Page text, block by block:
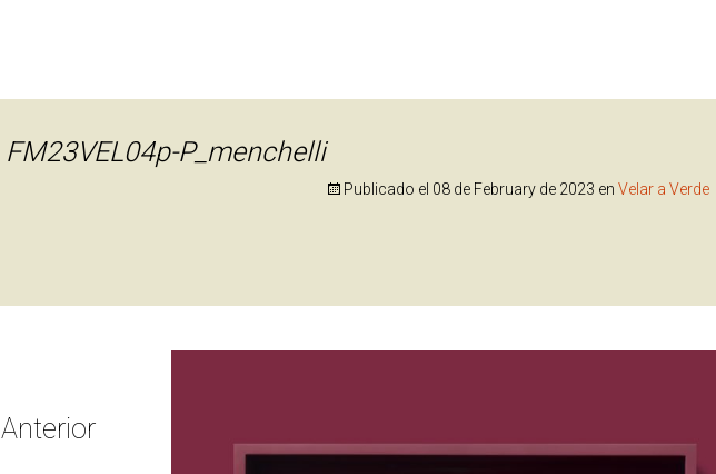
FM23VEL04p-P_menchelli
Publicado el 08 de February de 2023 enVelar a Verde
Anterior